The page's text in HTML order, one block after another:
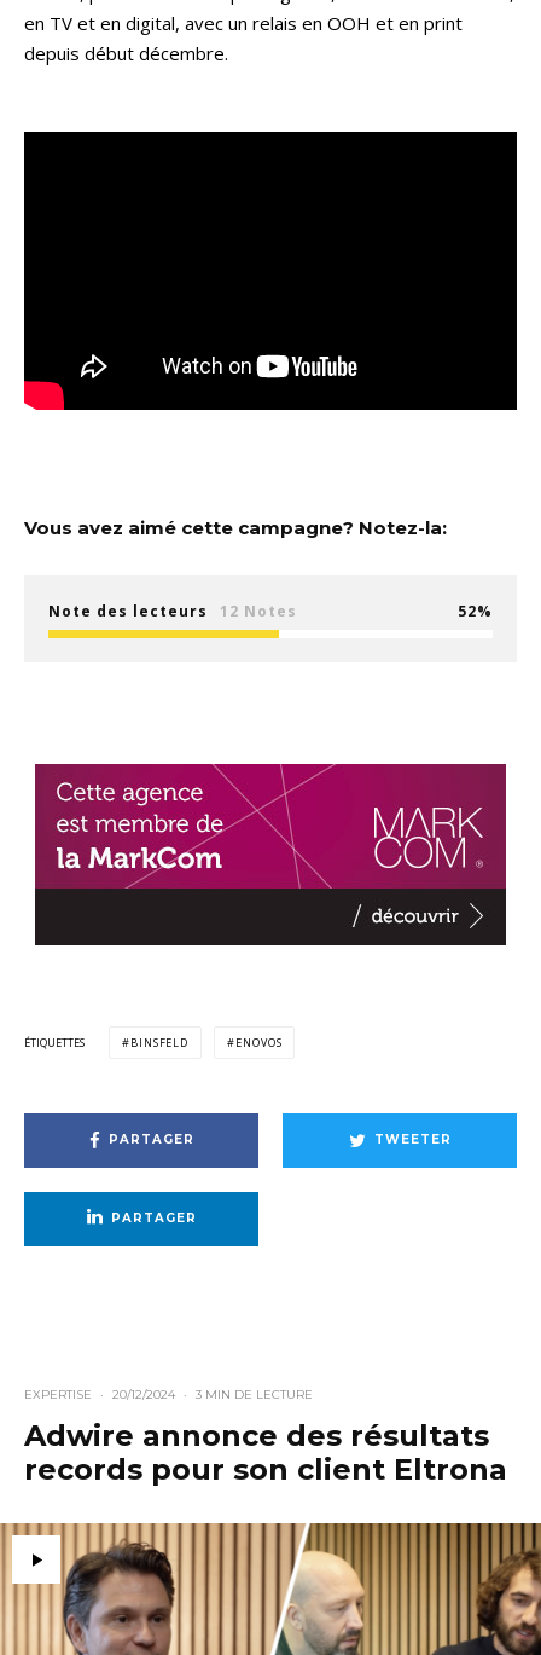
en TV et en digital, avec un relais en OOH et en print
depuis début décembre.
Vous avez aimé cette campagne? Notez-la:
Note des lecteurs 12 Notes 52
ÉTIQUETTES BINSFELD ENOVOS
PARTAGER TWEETER
PARTAGER
EXPERTISE · 20/12/2024 · 3 MIN DE LECTURE
Adwire annonce des résultats
records pour son client Eltrona